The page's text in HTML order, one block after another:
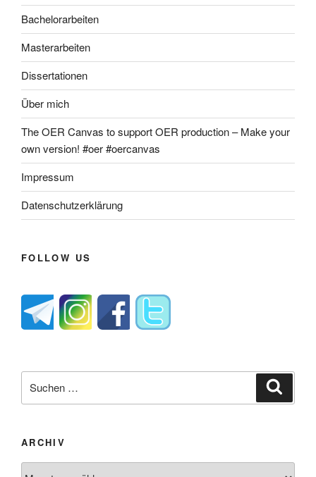
Bachelorarbeiten
Masterarbeiten
Dissertationen
Über mich
The OER Canvas to support OER production – Make your
own version! #oer #oercanvas
Impressum
Datenschutzerklärung
FOLLOW US
nach:
ARCHIV